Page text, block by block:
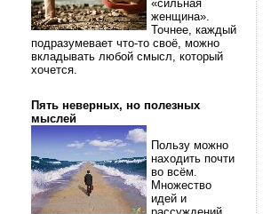
«сильная
женщина».
Точнее, каждый
подразумевает что-то своё, можно
вкладывать любой смысл, который
хочется.
Пять неверных, но полезных
мыслей
Пользу можно
находить почти
во всём.
Множество
идей и